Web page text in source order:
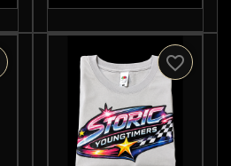
favorite_border